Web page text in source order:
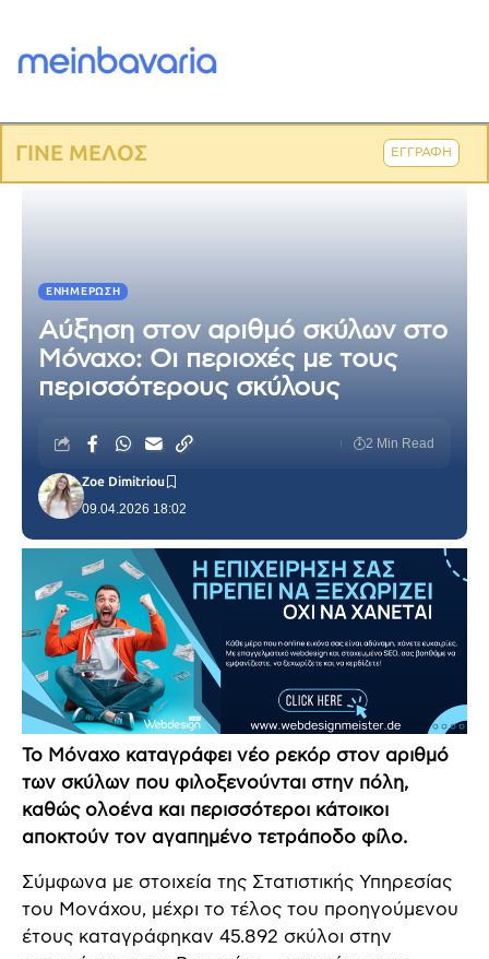
ΓΙΝΕ ΜΕΛΟΣ ΕΓΓΡΑΦΗ
ΕΝΗΜΈΡΩΣΗ
Αύξηση στον αριθμό σκύλων στο
Μόναχο: Οι περιοχές με τους
περισσότερους σκύλους
09.04.2026 18:02
Zoe Dimitriou
2 Min Read
Το Μόναχο καταγράφει νέο ρεκόρ στον αριθμό
των σκύλων που φιλοξενούνται στην πόλη,
καθώς ολοένα και περισσότεροι κάτοικοι
αποκτούν τον αγαπημένο τετράποδο φίλο.
Σύμφωνα με στοιχεία της Στατιστικής Υπηρεσίας
του Μονάχου, μέχρι το τέλος του προηγούμενου
έτους καταγράφηκαν 45.892 σκύλοι στην